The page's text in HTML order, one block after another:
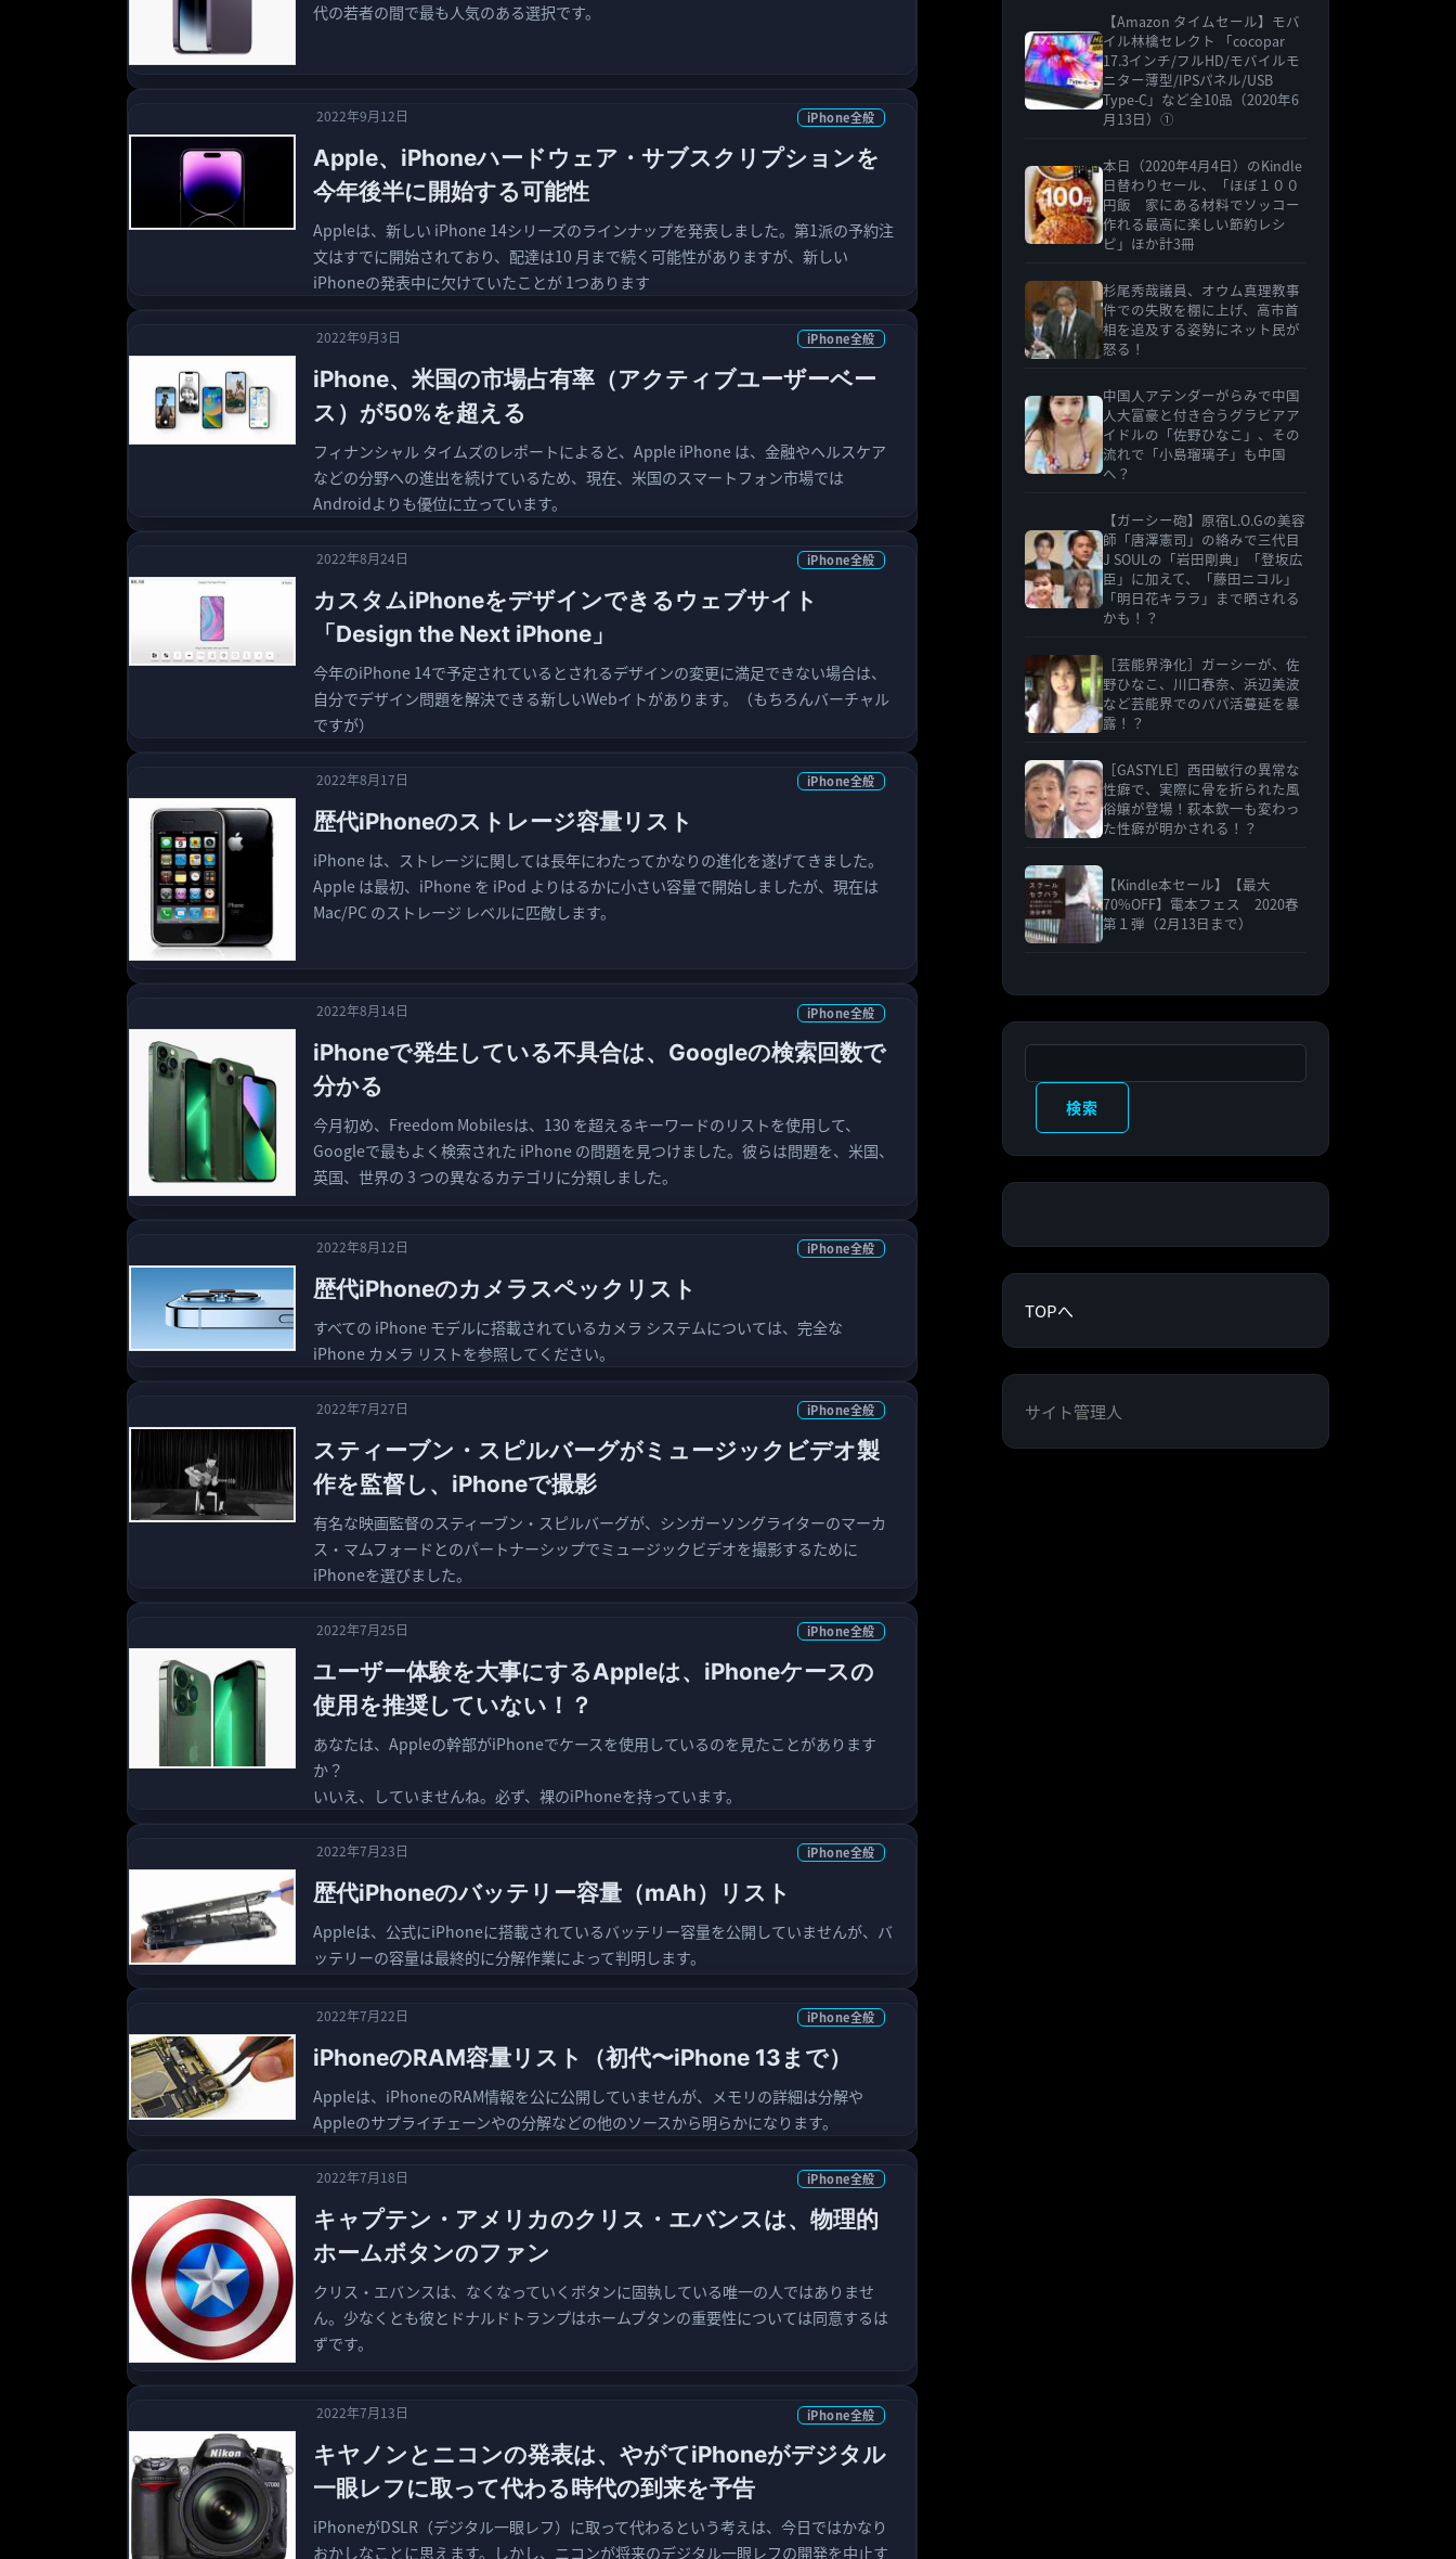
代の若者の間で最も人気のある選択です。
2022年9月12日 iPhone全般
Apple、iPhoneハードウェア・サブスクリプションを
今年後半に開始する可能性
Appleは、新しい iPhone 14シリーズのラインナップを発表しました。第1派の予約注
文はすでに開始されており、配達は10 月まで続く可能性がありますが、新しい
iPhoneの発表中に欠けていたことが 1つあります
2022年9月3日 iPhone全般
iPhone、米国の市場占有率（アクティブユーザーベー
ス）が50%を超える
フィナンシャル タイムズのレポートによると、Apple iPhone は、金融やヘルスケア
などの分野への進出を続けているため、現在、米国のスマートフォン市場では
Androidよりも優位に立っています。
2022年8月24日 iPhone全般
カスタムiPhoneをデザインできるウェブサイト
「Design the Next iPhone」
今年のiPhone 14で予定されているとされるデザインの変更に満足できない場合は、
自分でデザイン問題を解決できる新しいWebイトがあります。（もちろんバーチャル
ですが）
2022年8月17日 iPhone全般
歴代iPhoneのストレージ容量リスト
iPhone は、ストレージに関しては長年にわたってかなりの進化を遂げてきました。
Apple は最初、iPhone を iPod よりはるかに小さい容量で開始しましたが、現在は
Mac/PC のストレージ レベルに匹敵します。
2022年8月14日 iPhone全般
iPhoneで発生している不具合は、Googleの検索回数で
分かる
今月初め、Freedom Mobilesは、130 を超えるキーワードのリストを使用して、
Googleで最もよく検索された iPhone の問題を見つけました。彼らは問題を、米国、
英国、世界の 3 つの異なるカテゴリに分類しました。
2022年8月12日 iPhone全般
歴代iPhoneのカメラスペックリスト
すべての iPhone モデルに搭載されているカメラ システムについては、完全な
iPhone カメラ リストを参照してください。
2022年7月27日 iPhone全般
スティーブン・スピルバーグがミュージックビデオ製
作を監督し、iPhoneで撮影
有名な映画監督のスティーブン・スピルバーグが、シンガーソングライターのマーカ
ス・マムフォードとのパートナーシップでミュージックビデオを撮影するために
iPhoneを選びました。
2022年7月25日 iPhone全般
ユーザー体験を大事にするAppleは、iPhoneケースの
使用を推奨していない！？
あなたは、Appleの幹部がiPhoneでケースを使用しているのを見たことがあります
か？
いいえ、していませんね。必ず、裸のiPhoneを持っています。
2022年7月23日 iPhone全般
歴代iPhoneのバッテリー容量（mAh）リスト
Appleは、公式にiPhoneに搭載されているバッテリー容量を公開していませんが、バ
ッテリーの容量は最終的に分解作業によって判明します。
2022年7月22日 iPhone全般
iPhoneのRAM容量リスト（初代〜iPhone 13まで）
Appleは、iPhoneのRAM情報を公に公開していませんが、メモリの詳細は分解や
Appleのサプライチェーンやの分解などの他のソースから明らかになります。
2022年7月18日 iPhone全般
キャプテン・アメリカのクリス・エバンスは、物理的
ホームボタンのファン
クリス・エバンスは、なくなっていくボタンに固執している唯一の人ではありませ
ん。少なくとも彼とドナルドトランプはホームブタンの重要性については同意するは
ずです。
2022年7月13日 iPhone全般
キヤノンとニコンの発表は、やがてiPhoneがデジタル
一眼レフに取って代わる時代の到来を予告
iPhoneがDSLR（デジタル一眼レフ）に取って代わるという考えは、今日ではかなり
おかしなことに思えます。しかし、ニコンが将来のデジタル一眼レフの開発を中止す
【Amazon タイムセール】モバ
イル林檎セレクト 「cocopar
17.3インチ/フルHD/モバイルモ
ニター薄型/IPSパネル/USB
Type-C」など全10品（2020年6
月13日）①
本日（2020年4月4日）のKindle
日替わりセール、「ほぼ１００
円飯 家にある材料でソッコー
作れる最高に楽しい節約レシ
ピ」ほか計3冊
杉尾秀哉議員、オウム真理教事
件での失敗を棚に上げ、高市首
相を追及する姿勢にネット民が
怒る！
中国人アテンダーがらみで中国
人大富豪と付き合うグラビアア
イドルの「佐野ひなこ」、その
流れで「小島瑠璃子」も中国
へ？
【ガーシー砲】原宿L.O.Gの美容
師「唐澤憲司」の絡みで三代目
J SOULの「岩田剛典」「登坂広
臣」に加えて、「藤田ニコル」
「明日花キララ」まで晒される
かも！？
［芸能界浄化］ガーシーが、佐
野ひなこ、川口春奈、浜辺美波
など芸能界でのパパ活蔓延を暴
露！？
［GASTYLE］西田敏行の異常な
性癖で、実際に骨を折られた風
俗嬢が登場！萩本欽一も変わっ
た性癖が明かされる！？
【Kindle本セール】【最大
70%OFF】電本フェス 2020春
第１弾（2月13日まで）
検索
TOPへ
サイト管理人